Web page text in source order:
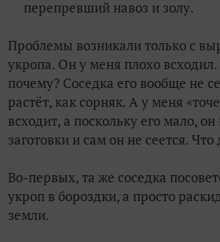
перепревший навоз и золу.
Проблемы возникали только с
укропа. Он у меня плохо
почему? Соседка его вообще не
растёт, как сорняк. А у меня
всходит, а поскольку его мало, он
заготовки и сам он не сеется. Что
Во-первых, та же соседка
укроп в бороздки, а просто
земли.